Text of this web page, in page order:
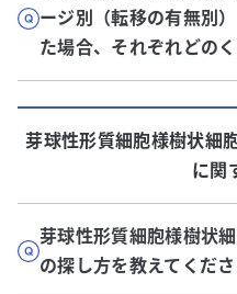
ージ別（転移の有無別
た場合、それぞれどの
芽球性形質細胞様樹状細
に関
芽球性形質細胞様樹状
の探し方を教えてくださ